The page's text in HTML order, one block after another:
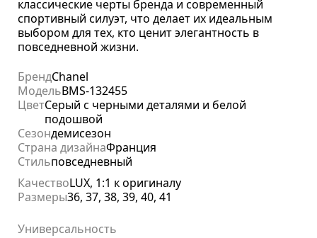
классические черты бренда и современный
спортивный силуэт, что делает их идеальным
выбором для тех, кто ценит элегантность в
повседневной жизни.
БрендChanel
МодельBMS-132455
ЦветСерый с черными деталями и белой
подошвой
Сезондемисезон
Страна дизайнаФранция
Стильповседневный
КачествоLUX, 1:1 к оригиналу
Размеры36, 37, 38, 39, 40, 41
Универсальность